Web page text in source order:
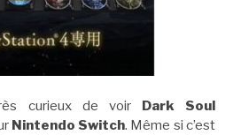
curieux de voirDark Soul
Nintendo Switch. Même si c’est